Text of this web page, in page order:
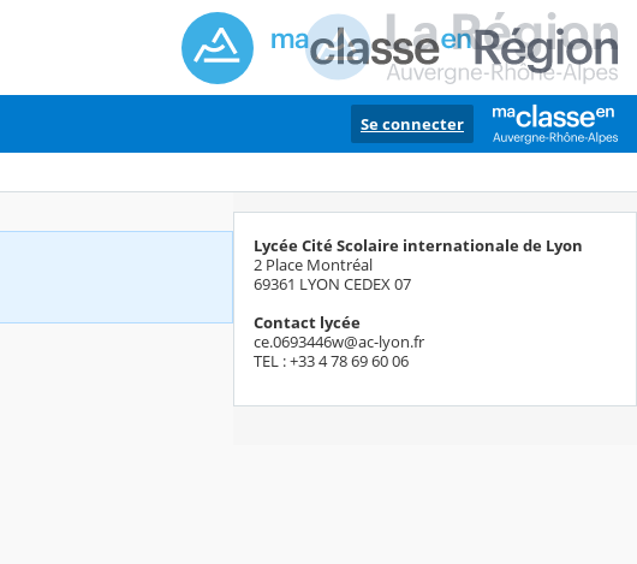
Se connecter
Lycée Cité Scolaire internationale de Lyon
2 Place Montréal
69361 LYON CEDEX 07
Contact lycée
ce.0693446w@ac-lyon.fr
TEL : +33 4 78 69 60 06